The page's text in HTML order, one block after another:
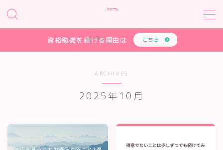
学び
資格勉強を続ける理由は こちら
ARCHIVES
2025年10月